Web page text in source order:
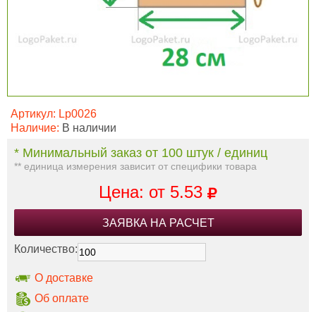
Артикул: Lp0026
Наличие: В наличии
* Минимальный заказ от 100 штук / единиц
** единица измерения зависит от специфики товара
Цена: от 5.53
ЗАЯВКА НА РАСЧЕТ
Количество:
О доставке
Об оплате